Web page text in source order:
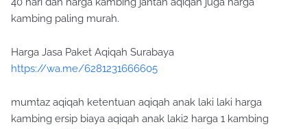
kambing paling murah.
https://wa.me/6281231666605
kambing ersip biaya aqiqah anak laki2 harga 1 kambing
qurban jual bibit kambing unggul jual beli kambing etawa